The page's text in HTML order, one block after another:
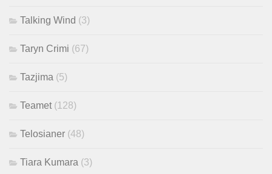
Talking Wind (3)
Taryn Crimi (67)
Tazjima (5)
Teamet (128)
Telosianer (48)
Tiara Kumara (3)